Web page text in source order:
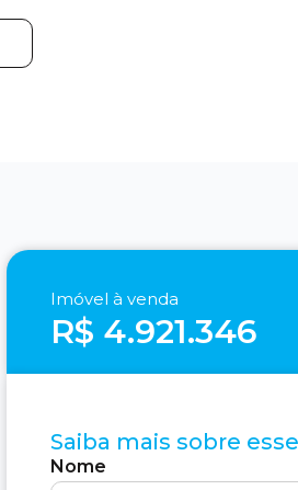
Imóvel à venda
R$ 4.921.346
Saiba mais sobre
Nome